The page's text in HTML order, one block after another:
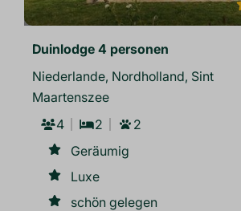
Duinlodge 4 personen
Niederlande, Nordholland, Sint
Maartenszee
4
2
2
Geräumig
Luxe
schön gelegen